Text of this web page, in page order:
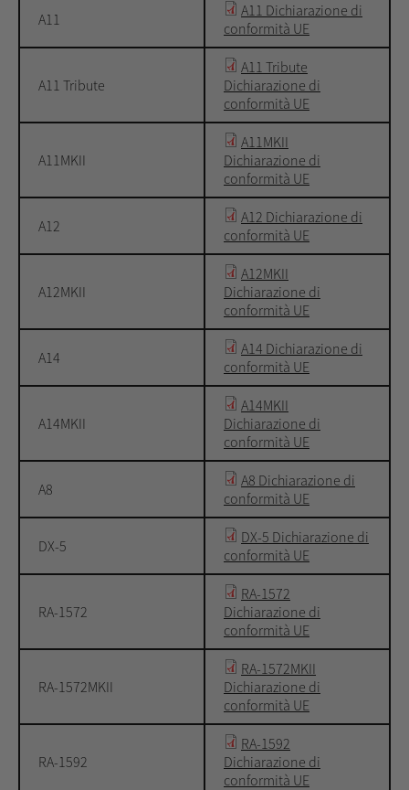
A11
A11 Dichiarazione di
conformità UE
A11 Tribute
A11 Tribute
Dichiarazione di
conformità UE
A11MKII
A11MKII
Dichiarazione di
conformità UE
A12
A12 Dichiarazione di
conformità UE
A12MKII
A12MKII
Dichiarazione di
conformità UE
A14
A14 Dichiarazione di
conformità UE
A14MKII
A14MKII
Dichiarazione di
conformità UE
A8
A8 Dichiarazione di
conformità UE
DX-5
DX-5 Dichiarazione di
conformità UE
RA-1572
RA-1572
Dichiarazione di
conformità UE
RA-1572MKII
RA-1572MKII
Dichiarazione di
conformità UE
RA-1592
RA-1592
Dichiarazione di
conformità UE